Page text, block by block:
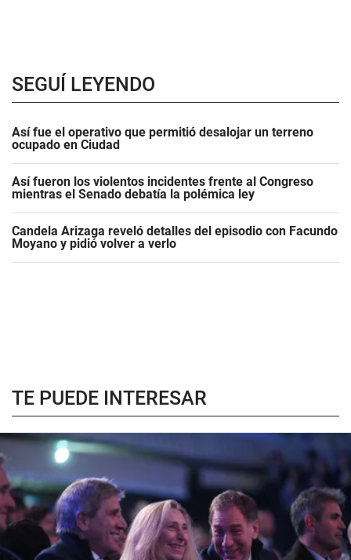
SEGUÍ LEYENDO
Así fue el operativo que permitió desalojar un terreno
ocupado en Ciudad
Así fueron los violentos incidentes frente al Congreso
mientras el Senado debatía la polémica ley
Candela Arizaga reveló detalles del episodio con Facundo
Moyano y pidió volver a verlo
TE PUEDE INTERESAR